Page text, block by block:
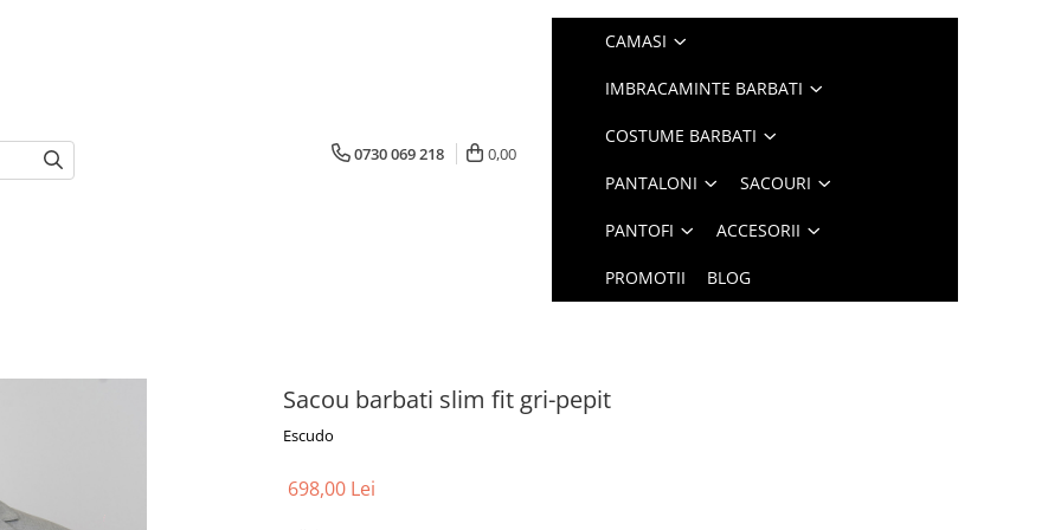
0730 069 218 0,00
CAMASI
IMBRACAMINTE BARBATI
COSTUME BARBATI
PANTALONI SACOURI
PANTOFI ACCESORII
PROMOTII BLOG
Sacou barbati slim fit gri-pepit
Escudo
698,00 Lei